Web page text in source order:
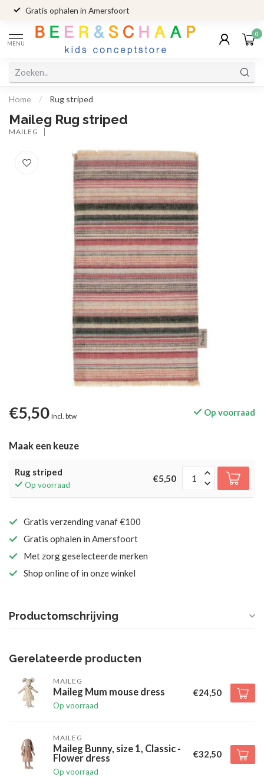
Gratis ophalen in Amersfoort
MENU
0
Home / Rug striped
Maileg Rug striped
MAILEG
€5,50 Incl. btw Op voorraad
Maak een keuze
Rug striped
Op voorraad
€5,50
Gratis verzending vanaf €100
Gratis ophalen in Amersfoort
Met zorg geselecteerde merken
Shop online of in onze winkel
Productomschrijving
Gerelateerde producten
MAILEG
Maileg Mum mouse dress
Op voorraad
€24,50
MAILEG
Maileg Bunny, size 1, Classic -
Flower dress
Op voorraad
€32,50